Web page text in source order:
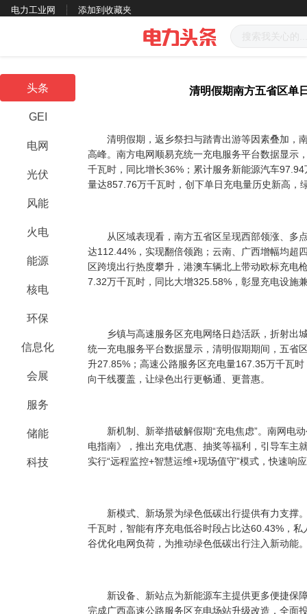
电力工业网 添加到收藏夹
头条
GEI
电网
光伏
风能
火电
能源
核电
环保
信息化
会展
服务
储能
科技
清明假期南方五省区单
清明假期，返乡祭扫与踏青出游等因素叠加，
高峰。南方电网顺易充统一充电服务平台数据显示
千瓦时，同比增长36%；累计服务新能源汽车
量达857.76万千瓦时，创下单日充电量历史新高，
从区域表现看，南方五省区呈现西部领涨、多
达112.44%，实现翻倍领跑；云南、广西增幅均超
区跨境出行热度攀升，港澳车辆北上带动欧标充电
7.32万千瓦时，同比大增325.58%，彰显充电设施
乡镇与高速服务区充电网络日趋活跃，折射出
统一充电服务平台数据显示，清明假期期间，五省
升27.85%；高速公路服务区充电量167.35万千瓦
向干线覆盖，让绿色出行更畅通、更普惠。
新机制、新举措破解假期“充电焦虑”。南网电
电指南》，推出充电优惠、抽奖等福利，引导车主
实行“远程监控+智慧运维+现场值守”模式，快速响
新模式、新场景为绿色低碳出行提供有力支撑
千瓦时，智能有序充电低谷时段占比达60.43%，
谷优化电网负荷，为推动绿色低碳出行注入新动能
新设备、新站点为新能源车主提供更多便捷保
完成广西高速公路服务区充电场站升级改造，全面